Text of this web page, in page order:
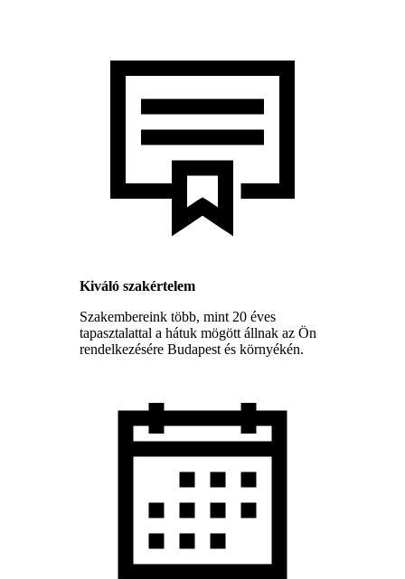
Kiváló szakértelem
Szakembereink több, mint 20 éves
tapasztalattal a hátuk mögött állnak az Ön
rendelkezésére Budapest és környékén.